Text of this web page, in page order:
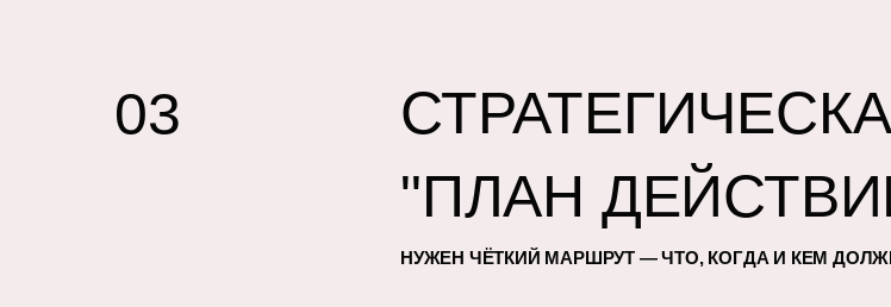
НУЖЕН ЧЁТКИЙ МАРШРУТ — ЧТО, КОГДА И КЕМ
03
"ПЛАН